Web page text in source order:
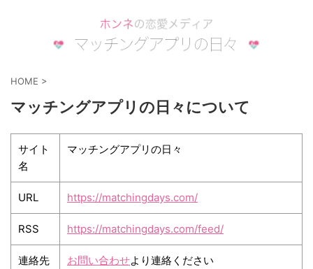
HOME >
マッチングアプリの日々について
サイト
名
マッチングアプリの日々
URL https://matchingdays.com/
RSS https://matchingdays.com/feed/
連絡先 お問い合わせより連絡ください